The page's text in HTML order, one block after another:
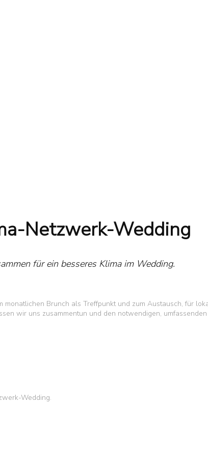
Netzwerk-Wedding
für ein besseres Klima im Wedding.
monatlichen Brunch als Treffpunkt und zum Austausch, für
wir uns zusammentun und den notwendigen,
Wedding.